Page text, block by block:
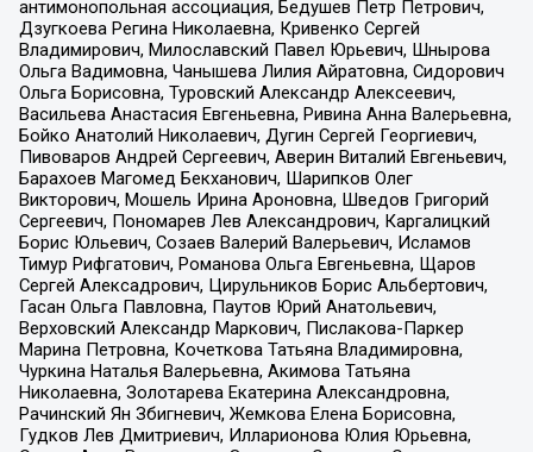
антимонопольная ассоциация, Бедушев Петр Петрович,
Дзугкоева Регина Николаевна, Кривенко Сергей
Владимирович, Милославский Павел Юрьевич, Шнырова
Ольга Вадимовна, Чанышева Лилия Айратовна, Сидорович
Ольга Борисовна, Туровский Александр Алексеевич,
Васильева Анастасия Евгеньевна, Ривина Анна Валерьевна,
Бойко Анатолий Николаевич, Дугин Сергей Георгиевич,
Пивоваров Андрей Сергеевич, Аверин Виталий Евгеньевич,
Барахоев Магомед Бекханович, Шарипков Олег
Викторович, Мошель Ирина Ароновна, Шведов Григорий
Сергеевич, Пономарев Лев Александрович, Каргалицкий
Борис Юльевич, Созаев Валерий Валерьевич, Исламов
Тимур Рифгатович, Романова Ольга Евгеньевна, Щаров
Сергей Алексадрович, Цирульников Борис Альбертович,
Гасан Ольга Павловна, Паутов Юрий Анатольевич,
Верховский Александр Маркович, Пислакова-Паркер
Марина Петровна, Кочеткова Татьяна Владимировна,
Чуркина Наталья Валерьевна, Акимова Татьяна
Николаевна, Золотарева Екатерина Александровна,
Рачинский Ян Збигневич, Жемкова Елена Борисовна,
Гудков Лев Дмитриевич, Илларионова Юлия Юрьевна,